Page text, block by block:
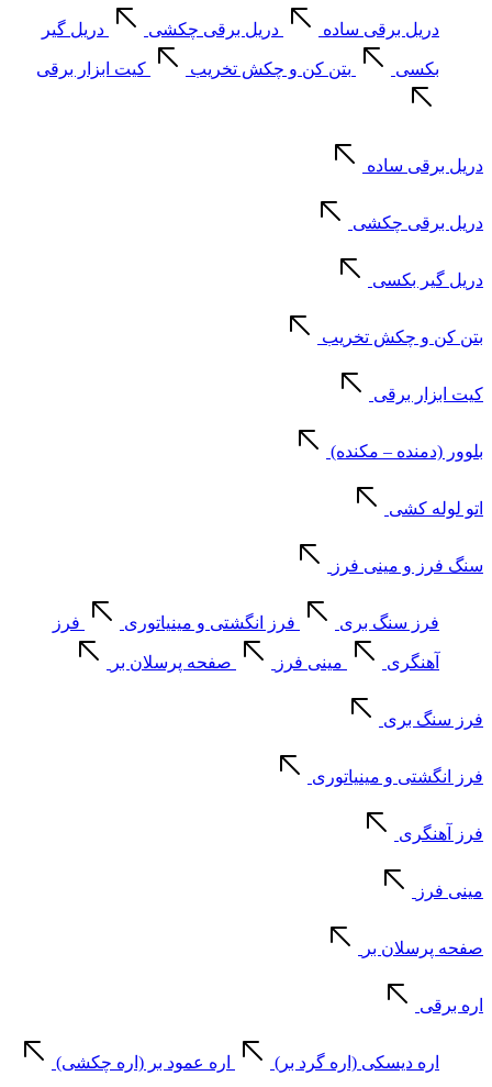
دریل برقی ساده دریل برقی چکشی دریل گیر
بکسی بتن کن و چکش تخریب کیت ابزار برقی
دریل برقی ساده
دریل برقی چکشی
دریل گیر بکسی
بتن کن و چکش تخریب
کیت ابزار برقی
بلوور (دمنده – مکنده)
اتو لوله کشی
سنگ فرز و مینی فرز
فرز سنگ بری فرز انگشتی و مینیاتوری فرز
آهنگری مینی فرز صفحه پرسلان بر
فرز سنگ بری
فرز انگشتی و مینیاتوری
فرز آهنگری
مینی فرز
صفحه پرسلان بر
اره برقی
اره دیسکی (اره گرد بر) اره عمود بر (اره چکشی)